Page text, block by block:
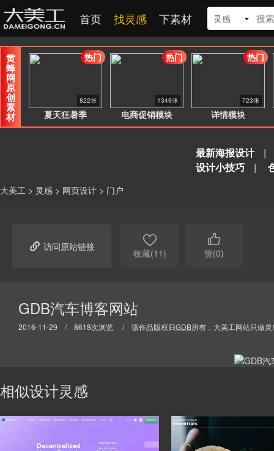
首页 找灵感 下素材 灵感
黄
蜂
网
原
创
素
材 夏天狂暑季
822张
热门
电商促销模块
1349张
热门
详情模块
723张
热门
最新海报设计
|
设计小技巧
|
大美工 > 灵感 > 网页设计 > 门户
 访问原站链接 
收藏(11)

赞(0)
GDB汽车博客网站
2016-11-29 / 8618次浏览 / 该作品版权归GDB所有，大美工网站只做
相似设计灵感